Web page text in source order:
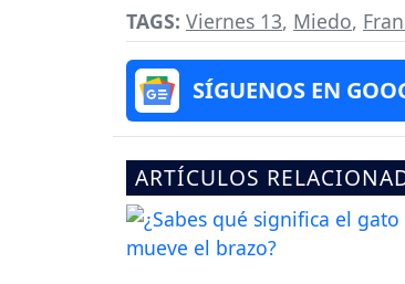
TAGS: Viernes 13, Miedo,
SÍGUENOS EN
ARTÍCULOS